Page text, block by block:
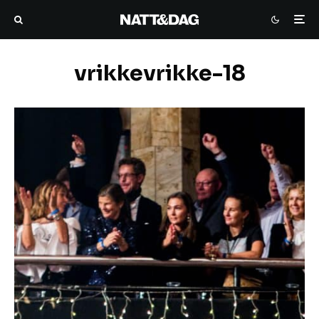
vrikkevrikke-18